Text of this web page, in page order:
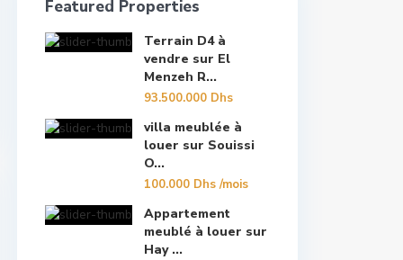
Featured Properties
Terrain D4 à
vendre sur El
Menzeh R...
93.500.000 Dhs
villa meublée à
louer sur Souissi
O...
100.000 Dhs/mois
Appartement
meublé à louer sur
Hay ...